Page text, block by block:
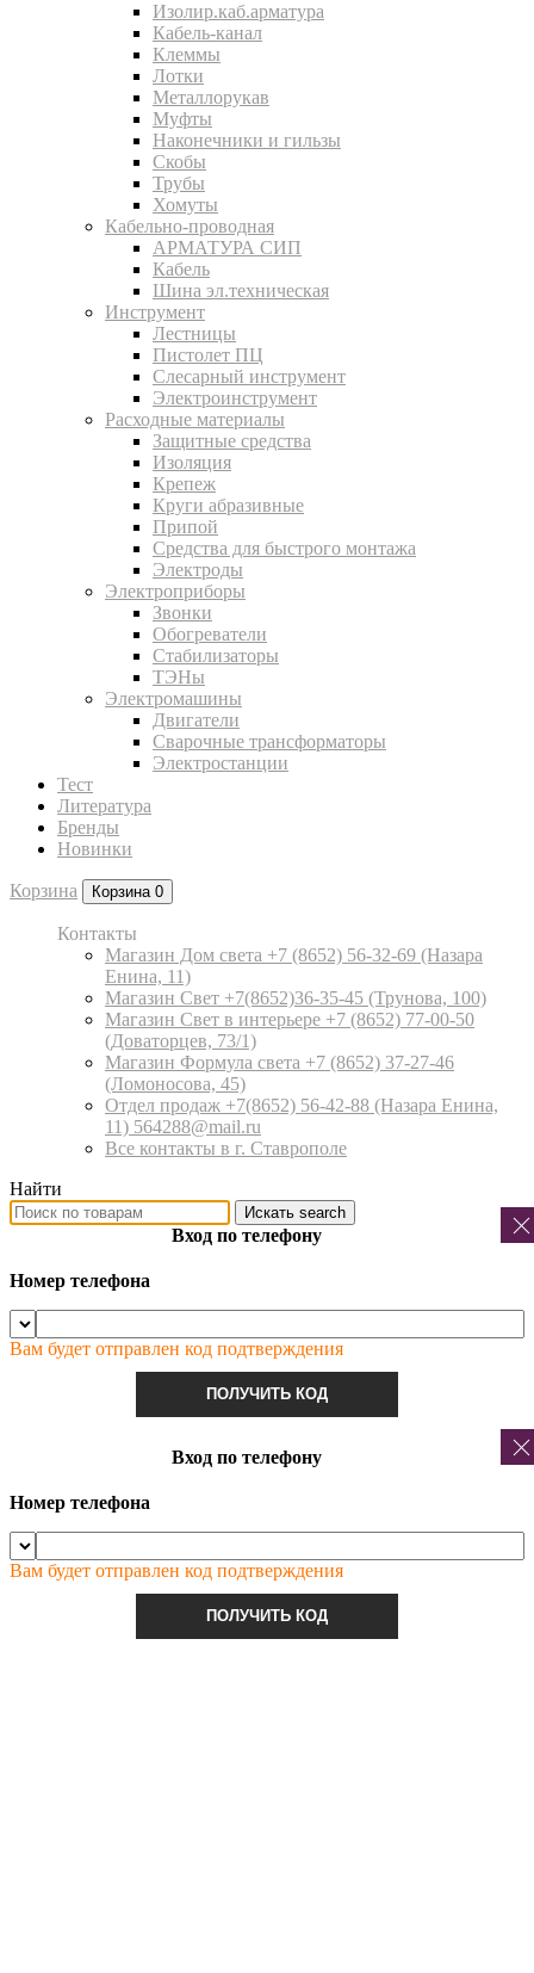
Изолир.каб.арматура
Кабель-канал
Клеммы
Лотки
Металлорукав
Муфты
Наконечники и гильзы
Скобы
Трубы
Хомуты
Кабельно-проводная
АРМАТУРА СИП
Кабель
Шина эл.техническая
Инструмент
Лестницы
Пистолет ПЦ
Слесарный инструмент
Электроинструмент
Расходные материалы
Защитные средства
Изоляция
Крепеж
Круги абразивные
Припой
Средства для быстрого монтажа
Электроды
Электроприборы
Звонки
Обогреватели
Стабилизаторы
ТЭНы
Электромашины
Двигатели
Сварочные трансформаторы
Электростанции
Тест
Литература
Бренды
Новинки
Корзина Корзина 0
Контакты
Магазин Дом света +7 (8652) 56-32-69 (Назара
Енина, 11)
Магазин Свет +7(8652)36-35-45 (Трунова, 100)
Магазин Свет в интерьере +7 (8652) 77-00-50
(Доваторцев, 73/1)
Магазин Формула света +7 (8652) 37-27-46
(Ломоносова, 45)
Отдел продаж +7(8652) 56-42-88 (Назара Енина,
11) 564288@mail.ru
Все контакты в г. Ставрополе
Найти
Искать search
Вход по телефону
Номер телефона
Вам будет отправлен код подтверждения
ПОЛУЧИТЬ КОД
Вход по телефону
Номер телефона
Вам будет отправлен код подтверждения
ПОЛУЧИТЬ КОД